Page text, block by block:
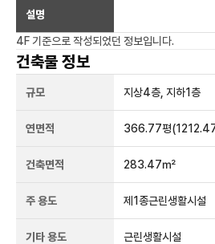
설명
4F 기준으로 작성되었던 정보입니다.
건축물 정보
규모 지상4층, 지하1층
연면적 366.77평
건축면적 283.47㎡
주 용도 제1종근린생활시설
기타 용도 근린생활시설